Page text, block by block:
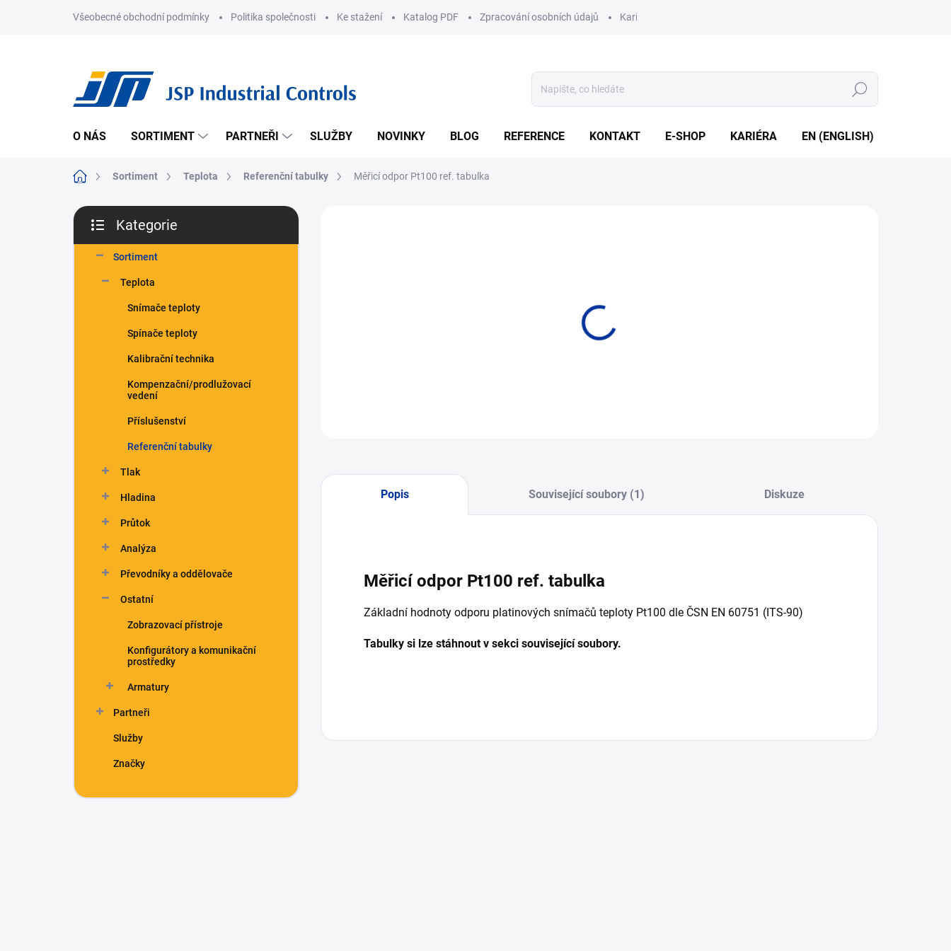
Všeobecné obchodní podmínky Politika společnosti Ke stažení Katalog PDF Zpracování osobních údajů Kariéra
Hledat
O NÁS SORTIMENT PARTNEŘI SLUŽBY NOVINKY BLOG REFERENCE KONTAKT E-SHOP KARIÉRA EN (ENGLISH)
Domů Sortiment Teplota Referenční tabulky Měřicí odpor Pt100 ref. tabulka
P
s
kategorie
Kategorie
Sortiment
Teplota
Snímače teploty
Spínače teploty
Kalibrační technika
Kompenzační/prodlužovací
vedení
Příslušenství
Referenční tabulky
Tlak
Hladina
Průtok
Analýza
Převodníky a oddělovače
Ostatní
Zobrazovací přístroje
Konfigurátory a komunikační
prostředky
Armatury
Partneři
Služby
Značky
Popis Související soubory (1) Diskuze
Měřicí odpor Pt100 ref. tabulka
Základní hodnoty odporu platinových snímačů teploty Pt100 dle ČSN EN 60751 (ITS-90)
Tabulky si lze stáhnout v sekci související soubory.